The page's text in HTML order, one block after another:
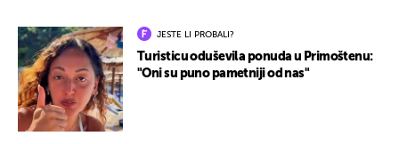
JESTE LI PROBALI?
Turisticu oduševila ponuda u Primoštenu:
"Oni su puno pametniji od nas"